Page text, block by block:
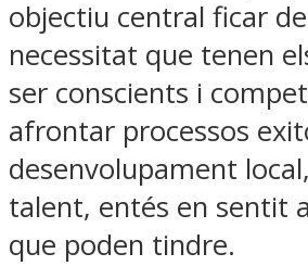
objectiu central ficar
necessitat que tenen
ser conscients i
afrontar processos
desenvolupament
talent, entés en sentit
que poden tindre.